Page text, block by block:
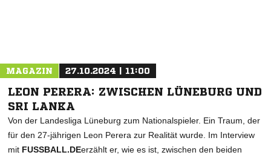
MAGAZIN 27.10.2024 | 11:00
LEON PERERA: ZWISCHEN LÜNEBURG UND
SRI LANKA
Von der Landesliga Lüneburg zum Nationalspieler. Ein Traum, der
für den 27-jährigen Leon Perera zur Realität wurde. Im Interview
mit FUSSBALL.DEerzählt er, wie es ist, zwischen den beiden